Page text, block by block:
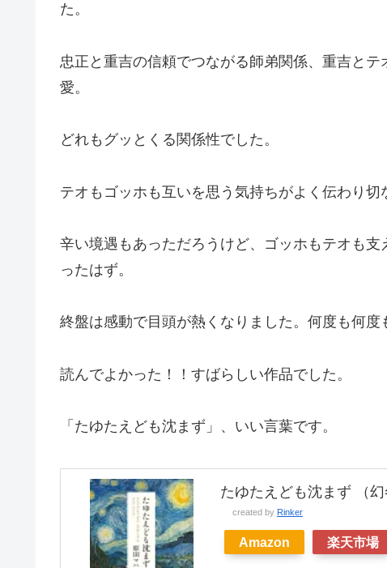
た。
忠正と重吉の信頼でつながる師弟関係、重吉と
愛。
どれもグッとくる関係性でした。
テオもゴッホも互いを思う気持ちがよく伝わり
辛い境遇もあっただろうけど、ゴッホもテオも
ったはず。
終盤は感動で目頭が熱くなりました。何度も何
読んでよかった！！すばらしい作品でした。
「たゆたえども沈まず」、いい言葉です。
たゆたえども沈まず （
created by Rinker
Amazon 楽天市場